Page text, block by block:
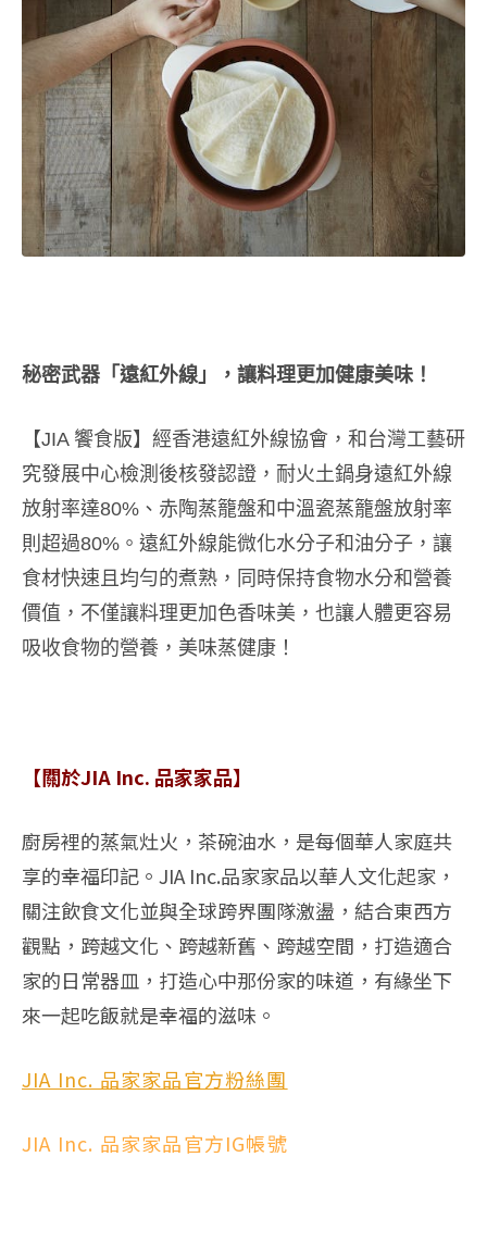
秘密武器 「 遠紅外線 」 ，讓料理更加健康美味！
【JIA 饗食版】經香港遠紅外線協會，和台灣工藝研
究發展中心檢測後核發認證，耐火土鍋身遠紅外線
放射率達80%、赤陶蒸籠盤和中溫瓷蒸籠盤放射率
則超過80%。遠紅外線能微化水分子和油分子，讓
食材快速且均勻的煮熟，同時保持食物水分和營養
價值，不僅讓料理更加色香味美，也讓人體更容易
吸收食物的營養，美味蒸健康！
【關於JIA Inc. 品家家品】
廚房裡的蒸氣灶火，茶碗油水，是每個華人家庭共
享的幸福印記。JIA Inc.品家家品以華人文化起家，
關注飲食文化並與全球跨界團隊激盪，結合東西方
觀點，跨越文化、跨越新舊、跨越空間，打造適合
家的日常器皿，打造心中那份家的味道，有緣坐下
來一起吃飯就是幸福的滋味。
JIA Inc. 品家家品官方粉絲團
JIA Inc. 品家家品官方IG帳號